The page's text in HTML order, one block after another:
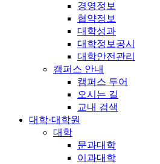
경영정보
협약정보
대학성과
대학정보공시
대학안전관리
캠퍼스 안내
캠퍼스 투어
오시는 길
교내 검색
대학·대학원
대학
문과대학
이과대학